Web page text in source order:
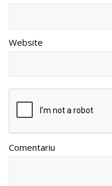
Website
Comentariu